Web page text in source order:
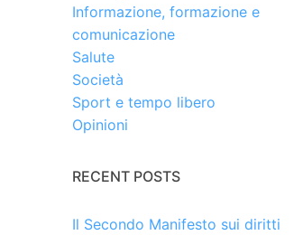
Informazione, formazione e
comunicazione
Salute
Società
Sport e tempo libero
Opinioni
RECENT POSTS
Il Secondo Manifesto sui diritti